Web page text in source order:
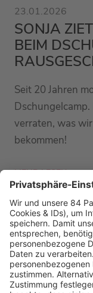
23.01.2026
SONJA
BEIM
Seit 20 Jahren
verraten, was
bekommen!
MEHR LESEN